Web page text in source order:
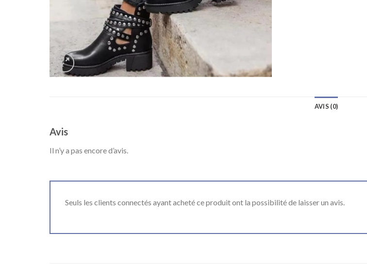
AVIS (0)
Avis
Il n’y a pas encore d’avis.
Seuls les clients connectés ayant acheté ce produit ont la possibilité de laisser un avis.